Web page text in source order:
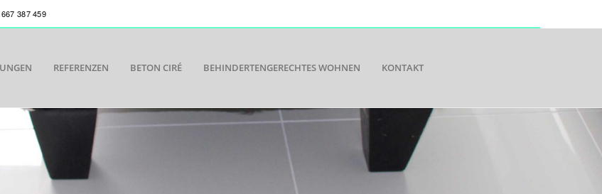
387 459
REFERENZEN BETON CIRÉ BEHINDERTENGERECHTES WOHNEN KONTAKT